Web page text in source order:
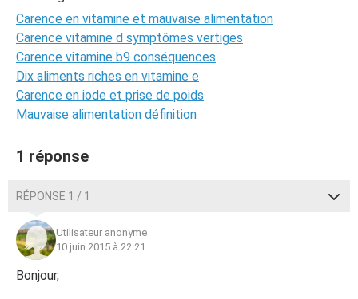
Carence en vitamine et mauvaise alimentation
Carence vitamine d symptômes vertiges
Carence vitamine b9 conséquences
Dix aliments riches en vitamine e
Carence en iode et prise de poids
Mauvaise alimentation définition
1 réponse
RÉPONSE 1 / 1
Utilisateur anonyme
10 juin 2015 à 22:21
Bonjour,